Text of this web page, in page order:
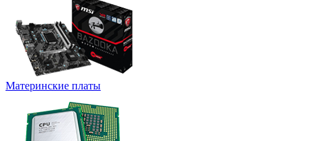
Материнские платы